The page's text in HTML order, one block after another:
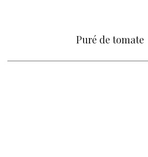
Puré de tomate